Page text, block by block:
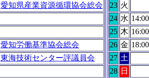
愛知県産業資源循環協会総会
愛知労働基準協会総会
東海技術センター評議員会
23 火
24 水 14:00
25 木 16:00
26 金 18:00
27 土
28 日